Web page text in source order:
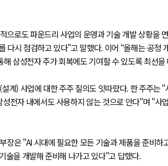
으로도 파운드리 사업의 운영과 기술 개발 상황을
다시 점검하고 있다”고 말했다. 이어 “올해는 공정
삼성전자 주가 회복에도 기여할 수 있도록 최선
계) 사업에 대한 주주 질의도 잇따랐다. 한 주주는
전자 내에서도 사용하지 않는 것으로 안다"며 "사
장은 "AI 시대에 필요한 모든 기술과 제품을 준비
술을 개발해 준비해 나가고 있다"고 답했다.